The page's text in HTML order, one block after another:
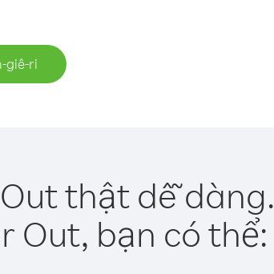
giê-ri
thật dễ dàng.
Out, bạn có thể: